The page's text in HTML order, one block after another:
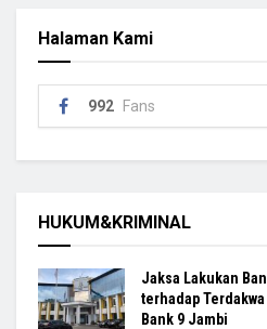
Halaman Kami
992 Fans
HUKUM&KRIMINAL
Jaksa Lakukan
terhadap
Bank 9 Jambi